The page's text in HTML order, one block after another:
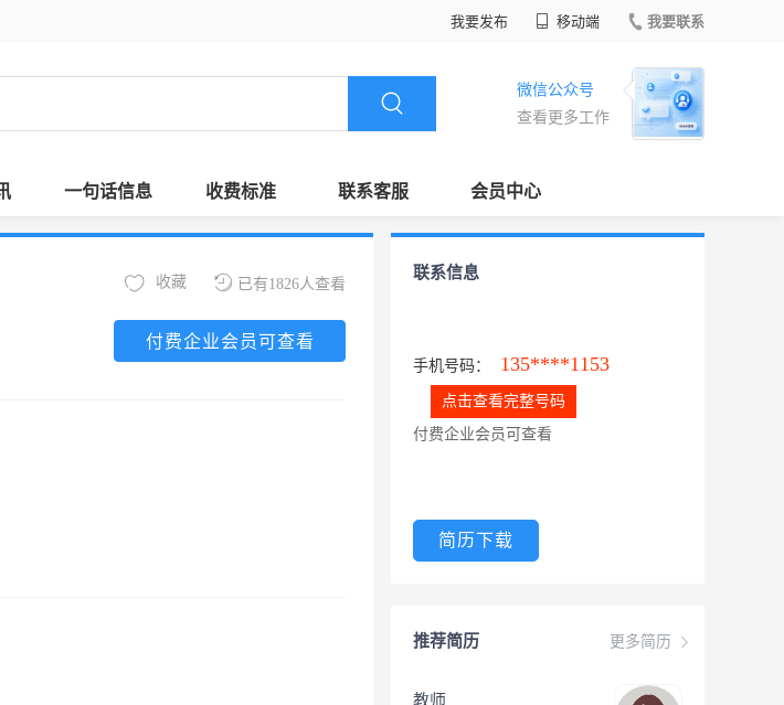
我要发布 移动端 我要联系
微信公众号
查看更多工作
一句话信息 收费标准 联系客服 会员中心
已有1826人查看
收藏
付费企业会员可查看
联系信息
手机号码： 135****1153
点击查看完整号码
付费企业会员可查看
简历下载
更多简历
推荐简历
教师